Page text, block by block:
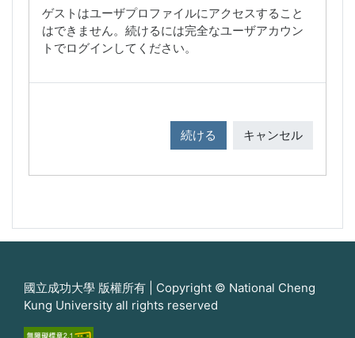
ゲストはユーザプロファイルにアクセスすること
はできません。続けるには完全なユーザアカウン
トでログインしてください。
続ける キャンセル
國立成功大學 版權所有 | Copyright © National Cheng
Kung University all rights reserved